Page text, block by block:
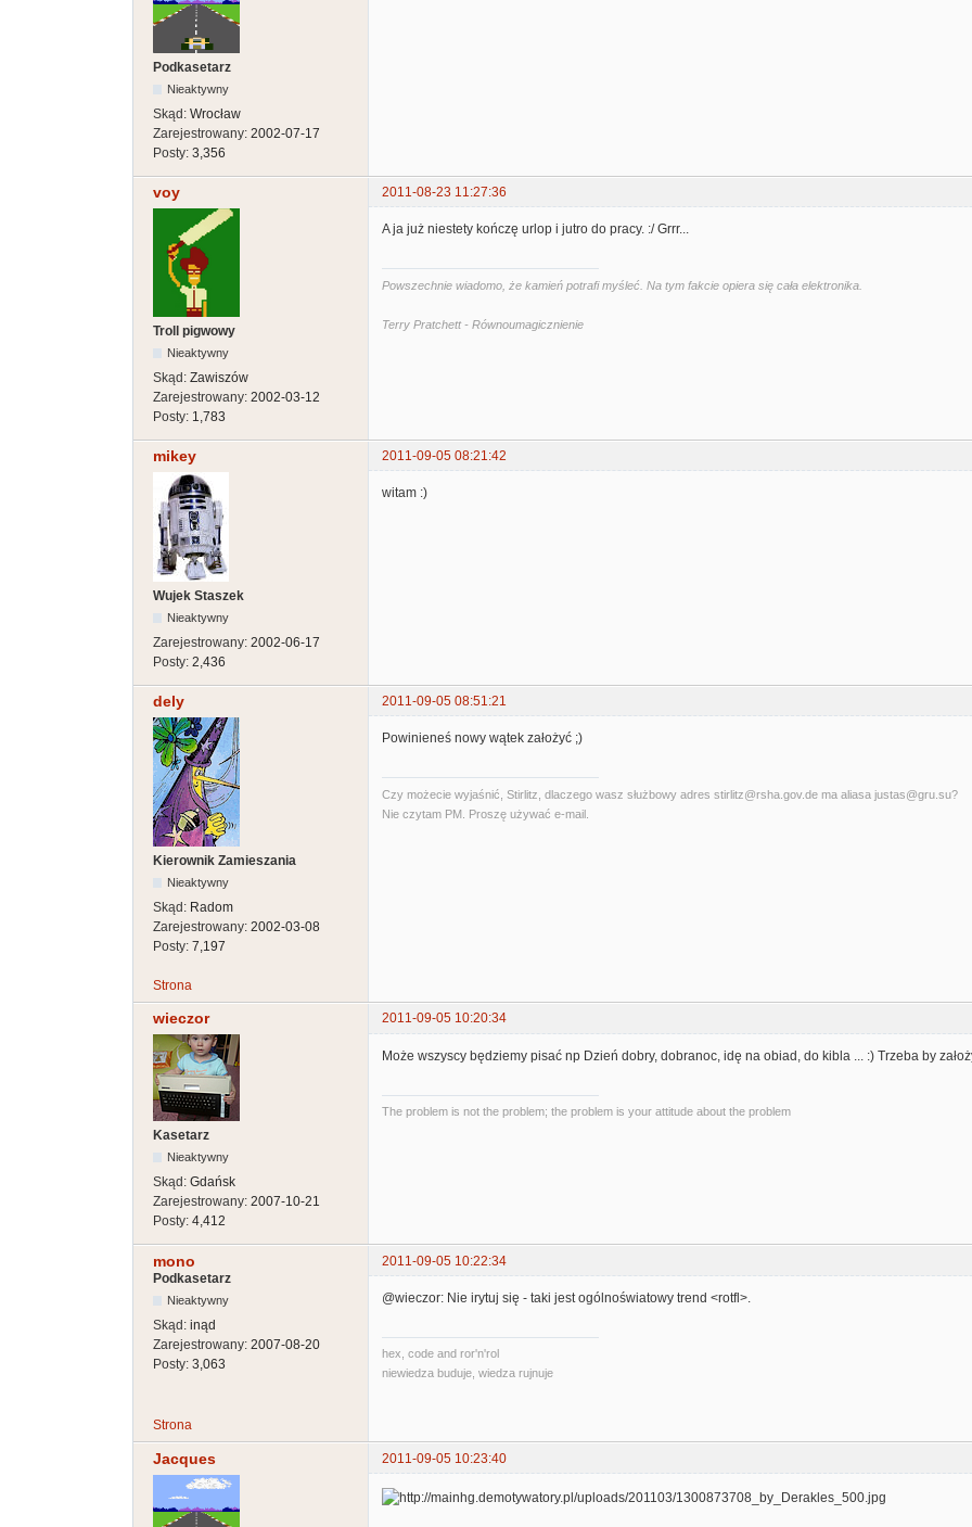
Podkasetarz
Nieaktywny
Skąd: Wrocław
Zarejestrowany: 2002-07-17
Posty: 3,356
voy 2011-08-23 11:27:36
Troll pigwowy
Nieaktywny
Skąd: Zawiszów
Zarejestrowany: 2002-03-12
Posty: 1,783
A ja już niestety kończę urlop i jutro do pracy. :/ Grrr...
Powszechnie wiadomo, że kamień potrafi myśleć. Na tym fakcie opiera się cała elektronika.
Terry Pratchett - Równoumagicznienie
mikey 2011-09-05 08:21:42
Wujek Staszek
Nieaktywny
Zarejestrowany: 2002-06-17
Posty: 2,436
witam :)
dely 2011-09-05 08:51:21
Kierownik Zamieszania
Nieaktywny
Skąd: Radom
Zarejestrowany: 2002-03-08
Posty: 7,197
Powinieneś nowy wątek założyć ;)
Czy możecie wyjaśnić, Stirlitz, dlaczego wasz służbowy adres stirlitz@rsha.gov.de ma aliasa justas@gru.su?
Nie czytam PM. Proszę używać e-mail.
Strona
wieczor 2011-09-05 10:20:34
Kasetarz
Nieaktywny
Skąd: Gdańsk
Zarejestrowany: 2007-10-21
Posty: 4,412
Może wszyscy będziemy pisać np Dzień dobry, dobranoc, idę na obiad, do kibla ... :) Trzeba by
The problem is not the problem; the problem is your attitude about the problem
mono
2011-09-05 10:22:34
Podkasetarz
Nieaktywny
Skąd: inąd
Zarejestrowany: 2007-08-20
Posty: 3,063
@wieczor: Nie irytuj się - taki jest ogólnoświatowy trend <rotfl>.
hex, code and ror'n'rol
niewiedza buduje, wiedza rujnuje
Strona
Jacques 2011-09-05 10:23:40